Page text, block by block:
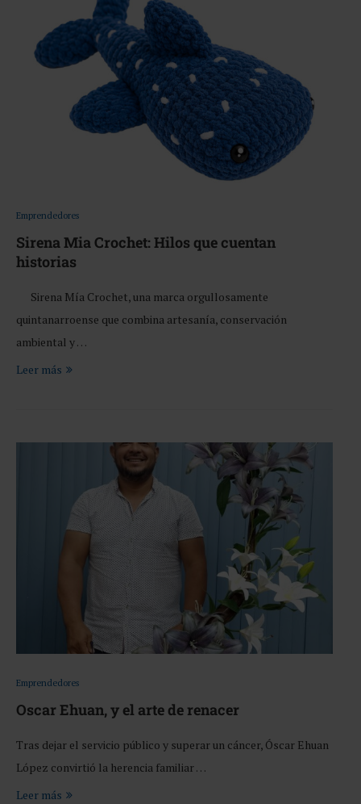
Emprendedores
Sirena Mia Crochet: Hilos que cuentan
historias
Sirena Mía Crochet, una marca orgullosamente
quintanarroense que combina artesanía, conservación
ambiental y …
Leer más
Emprendedores
Oscar Ehuan, y el arte de renacer
Tras dejar el servicio público y superar un cáncer, Óscar Ehuan
López convirtió la herencia familiar …
Leer más